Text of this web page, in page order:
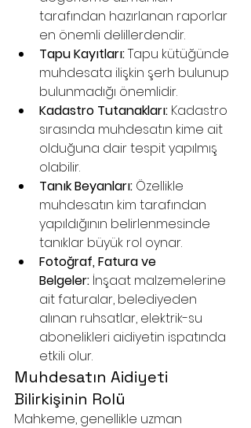
tarafından hazırlanan raporlar
en önemli delillerdendir.
Tapu Kayıtları: Tapu kütüğünde
muhdesata ilişkin şerh bulunup
bulunmadığı önemlidir.
Kadastro Tutanakları: Kadastro
sırasında muhdesatın kime ait
olduğuna dair tespit yapılmış
olabilir.
Tanık Beyanları: Özellikle
muhdesatın kim tarafından
yapıldığının belirlenmesinde
tanıklar büyük rol oynar.
Fotoğraf, Fatura ve
Belgeler: İnşaat malzemelerine
ait faturalar, belediyeden
alınan ruhsatlar, elektrik-su
abonelikleri aidiyetin ispatında
etkili olur.
Muhdesatın Aidiyeti
Bilirkişinin Rolü
Mahkeme, genellikle uzman